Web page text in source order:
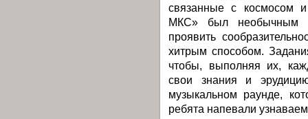
связанные с космосом
МКС» был необычным
проявить
хитрым способом.
чтобы, выполняя их,
свои знания и
музыкальном раунде,
ребята напевали